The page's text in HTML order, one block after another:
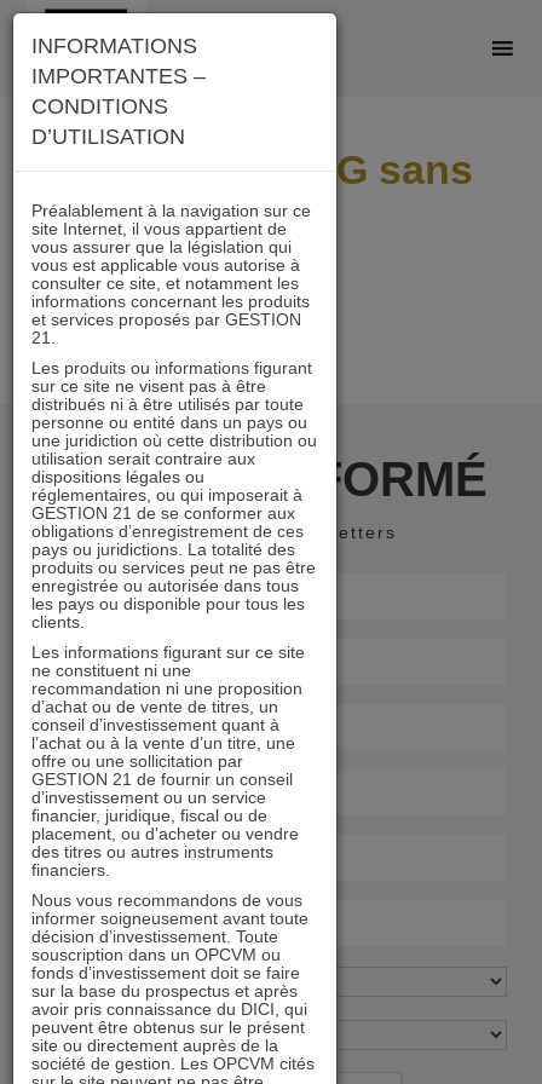
Skip
content
Démarche ESG sans
cadre
RESTER INFORMÉ
Recevoir nos newsletters
INFORMATIONS
IMPORTANTES –
CONDITIONS
D’UTILISATION
Préalablement à la navigation sur ce
site Internet, il vous appartient de
vous assurer que la législation qui
vous est applicable vous autorise à
consulter ce site, et notamment les
informations concernant les produits
et services proposés par GESTION
21.
Les produits ou informations figurant
sur ce site ne visent pas à être
distribués ni à être utilisés par toute
personne ou entité dans un pays ou
une juridiction où cette distribution ou
utilisation serait contraire aux
dispositions légales ou
réglementaires, ou qui imposerait à
GESTION 21 de se conformer aux
obligations d’enregistrement de ces
pays ou juridictions. La totalité des
produits ou services peut ne pas être
enregistrée ou autorisée dans tous
les pays ou disponible pour tous les
clients.
Les informations figurant sur ce site
ne constituent ni une
recommandation ni une proposition
d’achat ou de vente de titres, un
conseil d’investissement quant à
l’achat ou à la vente d’un titre, une
offre ou une sollicitation par
GESTION 21 de fournir un conseil
d’investissement ou un service
financier, juridique, fiscal ou de
placement, ou d’acheter ou vendre
des titres ou autres instruments
financiers.
Nous vous recommandons de vous
informer soigneusement avant toute
décision d’investissement. Toute
souscription dans un OPCVM ou
fonds d’investissement doit se faire
sur la base du prospectus et après
avoir pris connaissance du DICI, qui
peuvent être obtenus sur le présent
site ou directement auprès de la
société de gestion. Les OPCVM cités